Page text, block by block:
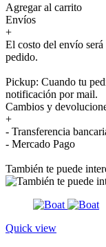
Agregar al carrito
Envíos
+
El costo del envío
pedido.
Pickup: Cuando tu
notificación por mail.
Cambios y
+
- Transferencia
- Mercado Pago
También te puede
Quick view